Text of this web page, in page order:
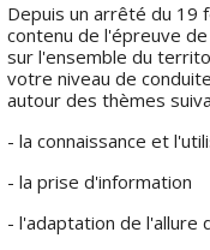
Depuis un arrêté du 19
contenu de l'épreuve
sur l'ensemble du
votre niveau de
autour des thèmes
- la connaissance et
- la prise d'information
- l'adaptation de l'allure